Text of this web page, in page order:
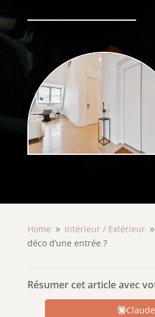
Home 9 Intérieur /Extérieur 9
déco d’une entrée ?
Résumer cet article avec
Claude